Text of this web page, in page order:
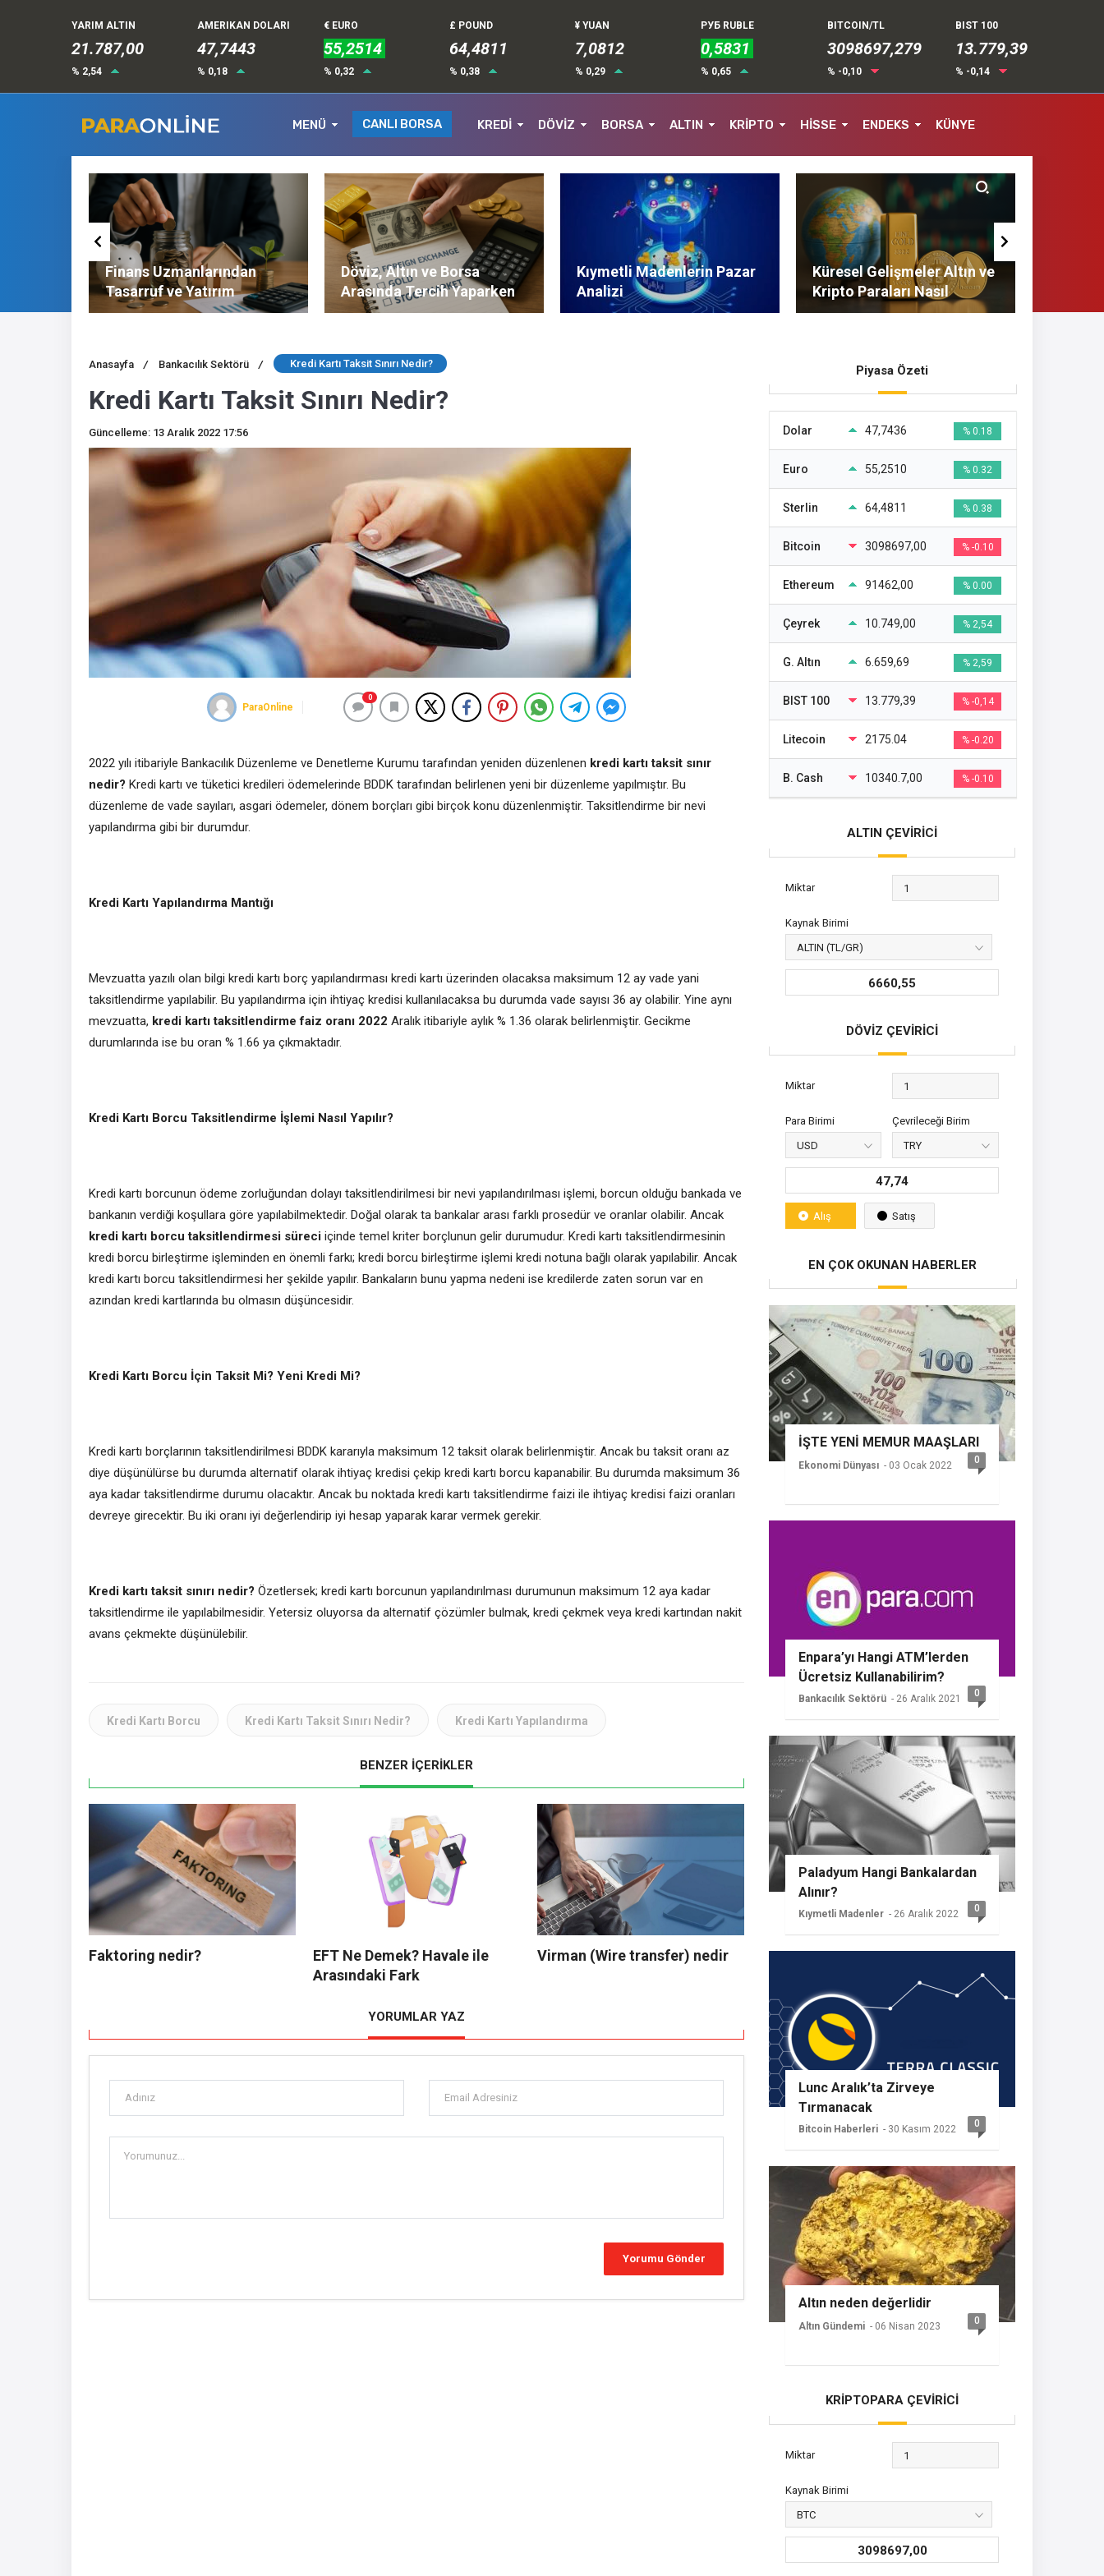
YARIM ALTIN
21.787,00
% 2,54
AMERIKAN DOLARI
47,7443
% 0,18
€ EURO
55,2514
% 0,32
£ POUND
64,4811
% 0,38
¥ YUAN
7,0812
% 0,29
РУБ RUBLE
0,5831
% 0,65
BITCOIN/TL
3098697,279
% -0,10
BIST 100
13.779,39
% -0,14
MENÜ CANLI BORSA KREDİ DÖVİZ BORSA ALTIN KRİPTO HİSSE ENDEKS KÜNYE
Finans Uzmanlarından
Tasarruf ve Yatırım
Tavsiyeleri
Döviz, Altın ve Borsa
Arasında Tercih Yaparken
Nelere Dikkat Edilmeli?
Kıymetli Madenlerin Pazar
Analizi
Küresel Gelişmeler Altın ve
Kripto Paraları Nasıl
Etkiliyor?
Anasayfa / Bankacılık Sektörü / Kredi Kartı Taksit Sınırı Nedir?
Kredi Kartı Taksit Sınırı Nedir?
Güncelleme: 13 Aralık 2022 17:56
ParaOnline
0
2022 yılı itibariyle Bankacılık Düzenleme ve Denetleme Kurumu tarafından yeniden düzenlenen kredi kartı taksit sınır
nedir? Kredi kartı ve tüketici kredileri ödemelerinde BDDK tarafından belirlenen yeni bir düzenleme yapılmıştır. Bu
düzenleme de vade sayıları, asgari ödemeler, dönem borçları gibi birçok konu düzenlenmiştir. Taksitlendirme bir nevi
yapılandırma gibi bir durumdur.
Kredi Kartı Yapılandırma Mantığı
Mevzuatta yazılı olan bilgi kredi kartı borç yapılandırması kredi kartı üzerinden olacaksa maksimum 12 ay vade yani
taksitlendirme yapılabilir. Bu yapılandırma için ihtiyaç kredisi kullanılacaksa bu durumda vade sayısı 36 ay olabilir. Yine aynı
mevzuatta, kredi kartı taksitlendirme faiz oranı 2022 Aralık itibariyle aylık % 1.36 olarak belirlenmiştir. Gecikme
durumlarında ise bu oran % 1.66 ya çıkmaktadır.
Kredi Kartı Borcu Taksitlendirme İşlemi Nasıl Yapılır?
Kredi kartı borcunun ödeme zorluğundan dolayı taksitlendirilmesi bir nevi yapılandırılması işlemi, borcun olduğu bankada ve
bankanın verdiği koşullara göre yapılabilmektedir. Doğal olarak ta bankalar arası farklı prosedür ve oranlar olabilir. Ancak
kredi kartı borcu taksitlendirmesi süreci içinde temel kriter borçlunun gelir durumudur. Kredi kartı taksitlendirmesinin
kredi borcu birleştirme işleminden en önemli farkı; kredi borcu birleştirme işlemi kredi notuna bağlı olarak yapılabilir. Ancak
kredi kartı borcu taksitlendirmesi her şekilde yapılır. Bankaların bunu yapma nedeni ise kredilerde zaten sorun var en
azından kredi kartlarında bu olmasın düşüncesidir.
Kredi Kartı Borcu İçin Taksit Mi? Yeni Kredi Mi?
Kredi kartı borçlarının taksitlendirilmesi BDDK kararıyla maksimum 12 taksit olarak belirlenmiştir. Ancak bu taksit oranı az
diye düşünülürse bu durumda alternatif olarak ihtiyaç kredisi çekip kredi kartı borcu kapanabilir. Bu durumda maksimum 36
aya kadar taksitlendirme durumu olacaktır. Ancak bu noktada kredi kartı taksitlendirme faizi ile ihtiyaç kredisi faizi oranları
devreye girecektir. Bu iki oranı iyi değerlendirip iyi hesap yaparak karar vermek gerekir.
Kredi kartı taksit sınırı nedir? Özetlersek; kredi kartı borcunun yapılandırılması durumunun maksimum 12 aya kadar
taksitlendirme ile yapılabilmesidir. Yetersiz oluyorsa da alternatif çözümler bulmak, kredi çekmek veya kredi kartından nakit
avans çekmekte düşünülebilir.
Kredi Kartı Borcu Kredi Kartı Taksit Sınırı Nedir? Kredi Kartı Yapılandırma
BENZER İÇERİKLER
Faktoring nedir?
EFT Ne Demek? Havale ile
Arasındaki Fark
Virman (Wire transfer) nedir
YORUMLAR YAZ
Piyasa Özeti
Dolar 47,7436 % 0.18
Euro 55,2510 % 0.32
Sterlin 64,4811 % 0.38
Bitcoin 3098697,00 % -0.10
Ethereum 91462,00 % 0.00
Çeyrek 10.749,00 % 2,54
G. Altın 6.659,69 % 2,59
BIST 100 13.779,39 % -0,14
Litecoin 2175.04 % -0.20
B. Cash 10340.7,00 % -0.10
ALTIN ÇEVİRİCİ
Miktar
Kaynak Birimi
6660,55
DÖVİZ ÇEVİRİCİ
Miktar
Para Birimi Çevrileceği Birim
47,74
Alış Satış
EN ÇOK OKUNAN HABERLER
İŞTE YENİ MEMUR MAAŞLARI
Ekonomi Dünyası - 03 Ocak 2022 0
Enpara’yı Hangi ATM’lerden
Ücretsiz Kullanabilirim?
Bankacılık Sektörü - 26 Aralık 2021 0
Paladyum Hangi Bankalardan
Alınır?
Kıymetli Madenler - 26 Aralık 2022 0
Lunc Aralık’ta Zirveye
Tırmanacak
Bitcoin Haberleri - 30 Kasım 2022 0
Altın neden değerlidir
Altın Gündemi - 06 Nisan 2023 0
KRİPTOPARA ÇEVİRİCİ
Miktar
Kaynak Birimi
3098697,00